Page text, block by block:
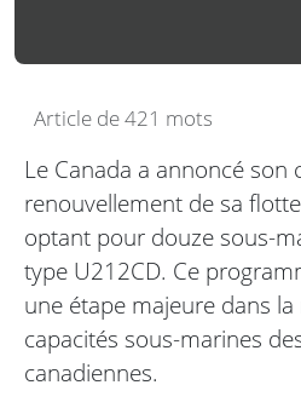
Article de 421 mots
Le Canada a annoncé son
renouvellement de sa
optant pour douze sous-
type U212CD. Ce
une étape majeure dans
capacités sous-marines
canadiennes.